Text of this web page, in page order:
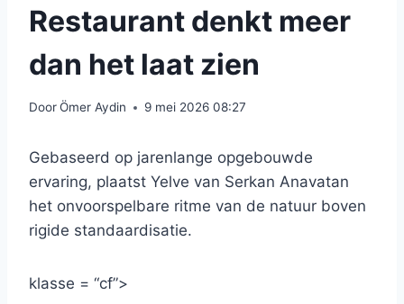
Restaurant denkt meer
dan het laat zien
DoorÖmer Aydin 9 mei 2026 08:27
Gebaseerd op jarenlange opgebouwde
ervaring, plaatst Yelve van Serkan Anavatan
het onvoorspelbare ritme van de natuur boven
rigide standaardisatie.
klasse = “cf”>